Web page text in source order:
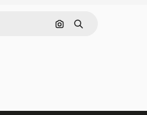
Поиск по изображению
Поиск